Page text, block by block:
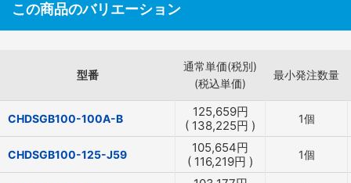
この商品のバリエーション
型番
通常単価(税別)
(税込単価)
最小発注数量
CHDSGB100-100A-B 125,659円
( 138,225円 ) 1個
CHDSGB100-125-J59 105,654円
( 116,219円 ) 1個